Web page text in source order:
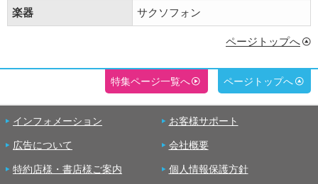
楽器 サクソフォン
ページトップへ
特集ページ一覧へ ページトップへ
インフォメーション お客様サポート
広告について 会社概要
特約店様・書店様ご案内 個人情報保護方針